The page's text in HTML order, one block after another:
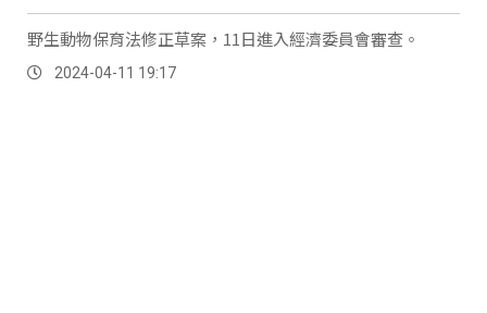
野生動物保育法修正草案，11日進入經濟委員會審查。
2024-04-11 19:17